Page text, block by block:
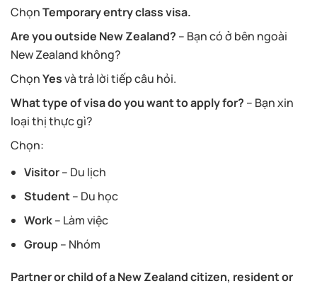
ChọnTemporary entry class visa.
Are you outside New Zealand? – Bạn có ở bên ngoài
New Zealand không?
ChọnYesvà trả lời tiếp câu hỏi.
What type of visa do you want to apply for? – Bạn xin
loại thị thực gì?
Chọn:
Visitor– Du lịch
Student– Du học
Work– Làm việc
Group– Nhóm
Partner or child of a New Zealand citizen, resident or